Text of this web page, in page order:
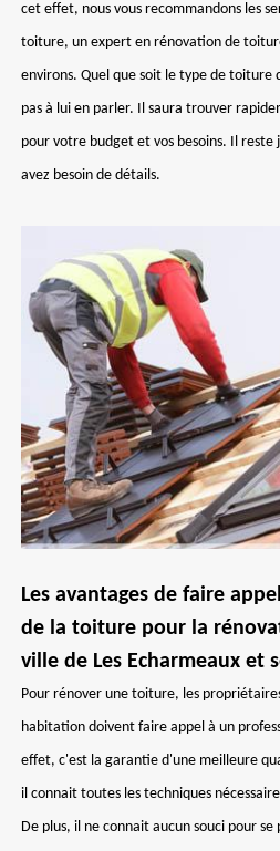
cet effet, nous vous recommandons les
toiture, un expert en rénovation de
environs. Quel que soit le type de toiture
pas à lui en parler. Il saura trouver
pour votre budget et vos besoins. Il reste
avez besoin de détails.
Les avantages de faire
de la toiture pour la
ville de Les Echarmeaux et
Pour rénover une toiture, les
habitation doivent faire appel à un
effet, c'est la garantie d'une meilleure
il connait toutes les techniques
De plus, il ne connait aucun souci pour